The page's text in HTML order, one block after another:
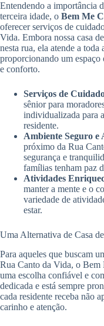
Entendendo a importância
terceira idade, o Bem Me
oferecer serviços de
Vida. Embora nossa casa
nesta rua, ela atende a toda
proporcionando um
e conforto.
Serviços de
sênior para
individualizada para
residente.
Ambiente Seguro e
próximo da Rua
segurança e
famílias tenham paz
Atividades
manter a mente e o
variedade de
estar.
Uma Alternativa de Casa
Para aqueles que buscam
Rua Canto da Vida, o Bem
uma escolha confiável e
dedicada e está sempre
cada residente receba não
carinho e atenção.